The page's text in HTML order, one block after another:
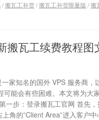
/搬瓦工补货/搬瓦工补货限量版 /搬
搬瓦工续费教程图
家知名的国外 VPS 服务商
可能会有些困难。本文将为大
一步：登录搬瓦工官网 首先
角的”Client Area”进入客户